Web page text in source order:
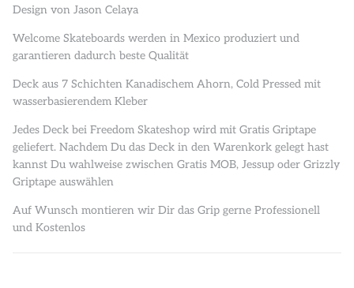
Design von Jason Celaya
Welcome Skateboards werden in Mexico produziert und
garantieren dadurch beste Qualität
Deck aus 7 Schichten Kanadischem Ahorn, Cold Pressed mit
wasserbasierendem Kleber
Jedes Deck bei Freedom Skateshop wird mit Gratis Griptape
geliefert. Nachdem Du das Deck in den Warenkork gelegt hast
kannst Du wahlweise zwischen Gratis MOB, Jessup oder Grizzly
Griptape auswählen
Auf Wunsch montieren wir Dir das Grip gerne Professionell
und Kostenlos